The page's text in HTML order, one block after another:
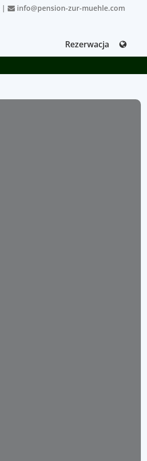
| info@pension-zur-muehle.com
Rezerwacja